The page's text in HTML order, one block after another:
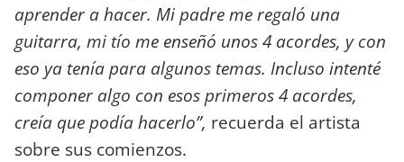
aprender a hacer. Mi padre me regaló una
guitarra, mi tío me enseñó unos 4 acordes, y con
eso ya tenía para algunos temas. Incluso intenté
componer algo con esos primeros 4 acordes,
creía que podía hacerlo”, recuerda el artista
sobre sus comienzos.